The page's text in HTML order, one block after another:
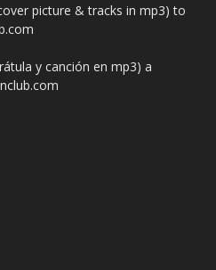
picture & tracks in mp3) to
y canción en mp3) a